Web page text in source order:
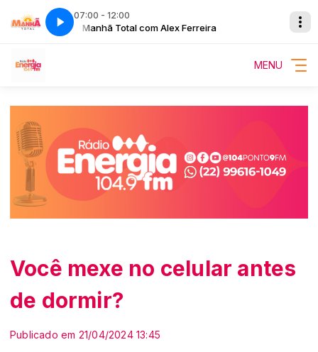
07:00 - 12:00
Manhã Total com Alex Ferreira
MENU
Você mexe no celular antes
de dormir?
Publicado em 21/04/2024 13:45